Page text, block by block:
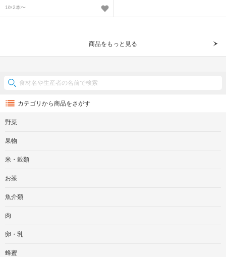
1ℓ×2本〜
商品をもっと見る
カテゴリから商品をさがす
野菜
果物
米・穀類
お茶
魚介類
肉
卵・乳
蜂蜜